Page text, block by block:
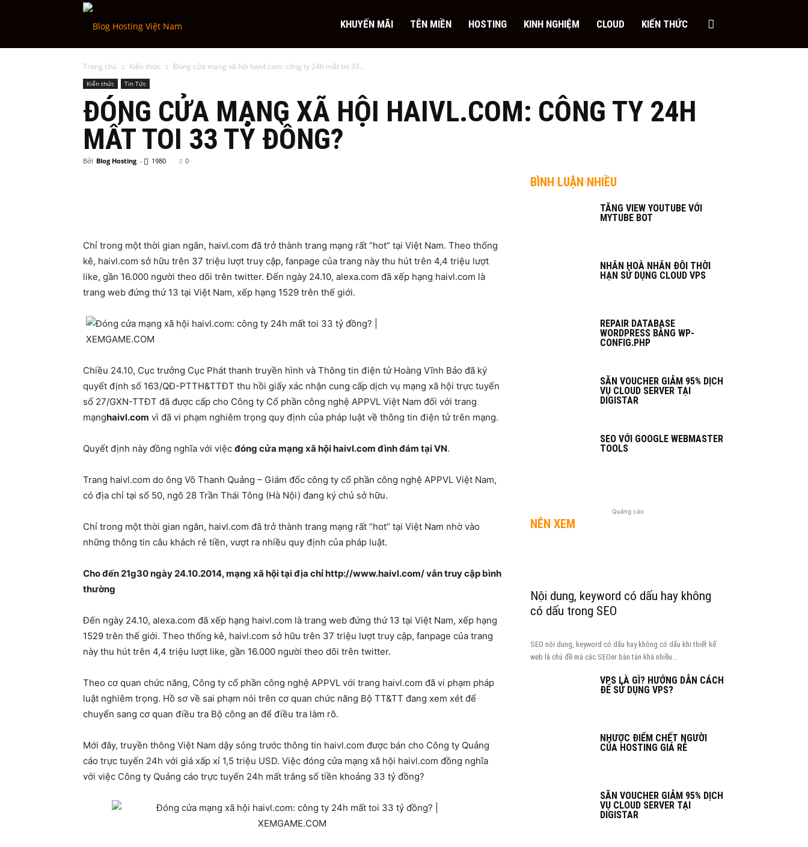
Hosting
Việt
Nam
KHUYẾN MÃI TÊN MIỀN HOSTING KINH NGHIỆM CLOUD KIẾN THỨC
Trang chủ Kiến thức Đóng cửa mạng xã hội haivl.com: công ty 24h mất toi 33...
Kiến thức Tin Tức
ĐÓNG CỬA MẠNG XÃ HỘI HAIVL.COM: CÔNG TY 24H
MẤT TOI 33 TỶ ĐỒNG?
Bởi Blog Hosting - 1980 0
Chỉ trong một thời gian ngắn, haivl.com đã trở thành trang mạng rất “hot” tại Việt Nam. Theo thống
kê, haivl.com sở hữu trên 37 triệu lượt truy cập, fanpage của trang này thu hút trên 4,4 triệu lượt
like, gần 16.000 người theo dõi trên twitter. Đến ngày 24.10, alexa.com đã xếp hạng haivl.com là
trang web đứng thứ 13 tại Việt Nam, xếp hạng 1529 trên thế giới.
Chiều 24.10, Cục trưởng Cục Phát thanh truyền hình và Thông tin điện tử Hoàng Vĩnh Bảo đã ký
quyết định số 163/QĐ-PTTH&TTĐT thu hồi giấy xác nhận cung cấp dịch vụ mạng xã hội trực tuyến
số 27/GXN-TTĐT đã được cấp cho Công ty Cổ phần công nghệ APPVL Việt Nam đối với trang
mạnghaivl.com vì đã vi phạm nghiêm trọng quy định của pháp luật về thông tin điện tử trên mạng.
Quyết định này đồng nghĩa với việc đóng cửa mạng xã hội haivl.com đình đám tại VN.
Trang haivl.com do ông Võ Thanh Quảng – Giám đốc công ty cổ phần công nghệ APPVL Việt Nam,
có địa chỉ tại số 50, ngõ 28 Trần Thái Tông (Hà Nội) đang ký chủ sở hữu.
Chỉ trong một thời gian ngắn, haivl.com đã trở thành trang mạng rất “hot” tại Việt Nam nhờ vào
những thông tin câu khách rẻ tiền, vượt ra nhiều quy định của pháp luật.
Cho đến 21g30 ngày 24.10.2014, mạng xã hội tại địa chỉ http://www.haivl.com/ vẫn truy cập bình
thường
Đến ngày 24.10, alexa.com đã xếp hạng haivl.com là trang web đứng thứ 13 tại Việt Nam, xếp hạng
1529 trên thế giới. Theo thống kê, haivl.com sở hữu trên 37 triệu lượt truy cập, fanpage của trang
này thu hút trên 4,4 triệu lượt like, gần 16.000 người theo dõi trên twitter.
Theo cơ quan chức năng, Công ty cổ phần công nghệ APPVL với trang haivl.com đã vi phạm pháp
luật nghiêm trọng. Hồ sơ về sai phạm nói trên cơ quan chức năng Bộ TT&TT đang xem xét để
chuyển sang cơ quan điều tra Bộ công an để điều tra làm rõ.
Mới đây, truyền thông Việt Nam dậy sóng trước thông tin haivl.com được bán cho Công ty Quảng
cáo trực tuyến 24h với giá xấp xỉ 1,5 triệu USD. Việc đóng cửa mạng xã hội haivl.com đồng nghĩa
với việc Công ty Quảng cáo trực tuyến 24h mất trắng số tiền khoảng 33 tỷ đồng?
BÌNH LUẬN NHIỀU
TĂNG VIEW YOUTUBE VỚI
MYTUBE BOT
NHÂN HOÀ NHÂN ĐÔI THỜI
HẠN SỬ DỤNG CLOUD VPS
REPAIR DATABASE
WORDPRESS BẰNG WP-
CONFIG.PHP
SĂN VOUCHER GIẢM 95% DỊCH
VỤ CLOUD SERVER TẠI
DIGISTAR
SEO VỚI GOOGLE WEBMASTER
TOOLS
Quảng cáo
NÊN XEM
Nội dung, keyword có dấu hay không
có dấu trong SEO
SEO nội dung, keyword có dấu hay không có dấu khi thiết kế
web là chủ đề mà các SEOer bàn tán khá nhiều...
VPS LÀ GÌ? HƯỚNG DẪN CÁCH
ĐỂ SỬ DỤNG VPS?
NHƯỢC ĐIỂM CHẾT NGƯỜI
CỦA HOSTING GIÁ RẺ
SĂN VOUCHER GIẢM 95% DỊCH
VỤ CLOUD SERVER TẠI
DIGISTAR